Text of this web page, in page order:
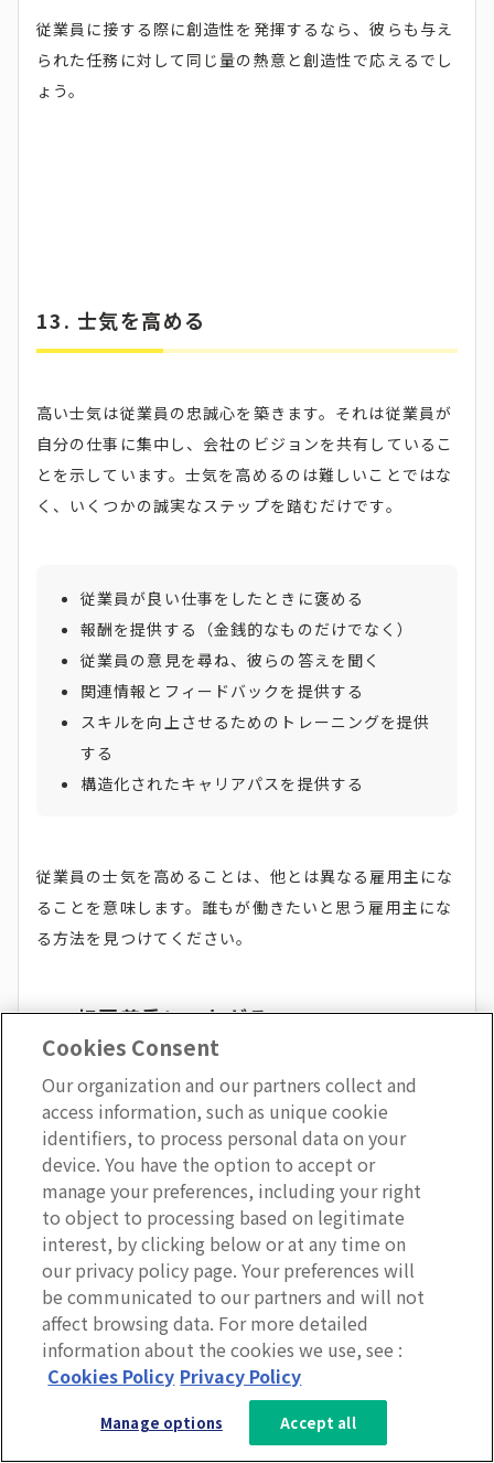
従業員に接する際に創造性を発揮するなら、彼らも与え
られた任務に対して同じ量の熱意と創造性で応えるでし
ょう。
13. 士気を高める
高い士気は従業員の忠誠心を築きます。それは従業員が
自分の仕事に集中し、会社のビジョンを共有しているこ
とを示しています。士気を高めるのは難しいことではな
く、いくつかの誠実なステップを踏むだけです。
従業員が良い仕事をしたときに褒める
報酬を提供する（金銭的なものだけでなく）
従業員の意見を尋ね、彼らの答えを聞く
関連情報とフィードバックを提供する
スキルを向上させるためのトレーニングを提供
する
構造化されたキャリアパスを提供する
従業員の士気を高めることは、他とは異なる雇用主にな
ることを意味します。誰もが働きたいと思う雇用主にな
る方法を見つけてください。
14. 相互尊重につながる
敬意は信頼を反映し、双方向で機能します。マネージャ
ーがスタッフを尊重し、細かい指示を出すことなく仕事
をすることを許可すると、スタッフからの敬意を獲得で
きるでしょう。
しかし、従業員は不快に感じることなく、必要な質問を
必要なだけすることができることを知っているべきで
す。
同様に、直属のマネージャーから遠く離れて働く従業
員、例えばリモートワーカーや最前線の従業員にとって
3分で分かるLumApps
サービス資料を無料ダウンロー
ド
Cookies Consent
Our organization and our partners collect and
access information, such as unique cookie
identifiers, to process personal data on your
device. You have the option to accept or
manage your preferences, including your right
to object to processing based on legitimate
interest, by clicking below or at any time on
our privacy policy page. Your preferences will
be communicated to our partners and will not
affect browsing data. For more detailed
information about the cookies we use, see :
Cookies Policy Privacy Policy
Manage options Accept all